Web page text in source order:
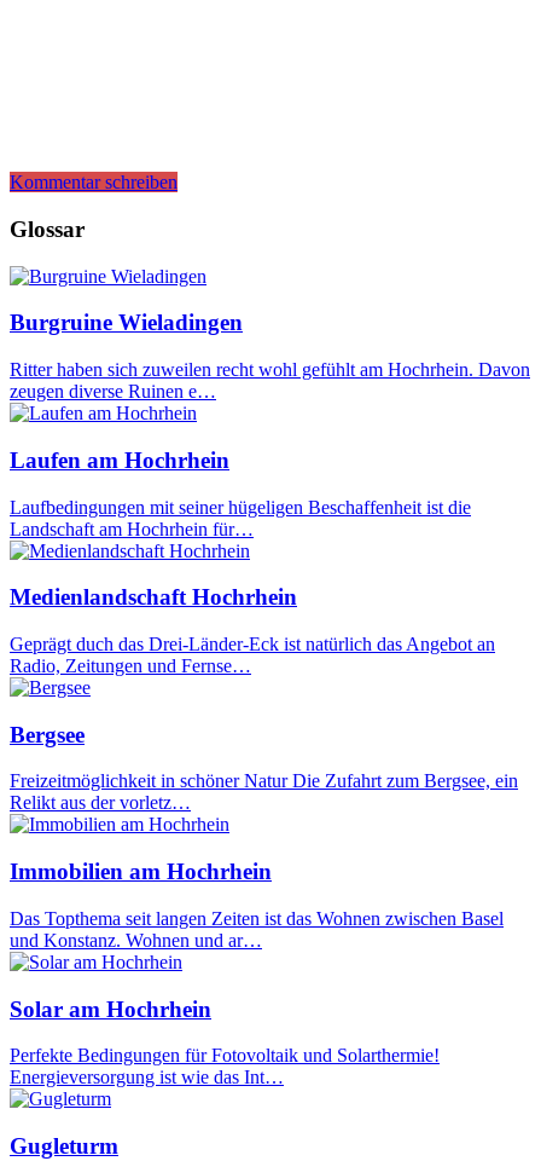
Kommentar schreiben
Glossar
Burgruine Wieladingen
Ritter haben sich zuweilen recht wohl gefühlt am Hochrhein. Davon
zeugen diverse Ruinen e…
Laufen am Hochrhein
Laufbedingungen mit seiner hügeligen Beschaffenheit ist die
Landschaft am Hochrhein für…
Medienlandschaft Hochrhein
Geprägt duch das Drei-Länder-Eck ist natürlich das Angebot an
Radio, Zeitungen und Fernse…
Bergsee
Freizeitmöglichkeit in schöner Natur Die Zufahrt zum Bergsee, ein
Relikt aus der vorletz…
Immobilien am Hochrhein
Das Topthema seit langen Zeiten ist das Wohnen zwischen Basel
und Konstanz. Wohnen und ar…
Solar am Hochrhein
Perfekte Bedingungen für Fotovoltaik und Solarthermie!
Energieversorgung ist wie das Int…
Gugleturm